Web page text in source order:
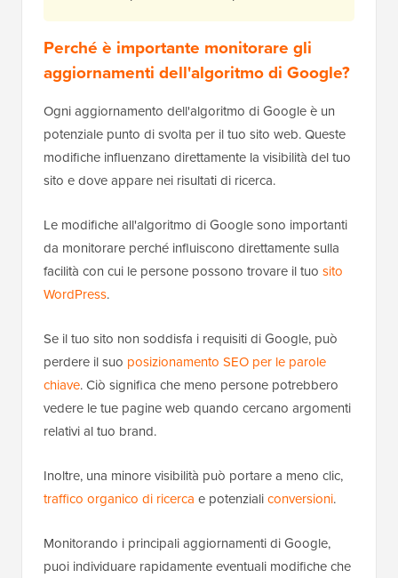
Perché è importante monitorare gli
aggiornamenti dell'algoritmo di Google?
Ogni aggiornamento dell'algoritmo di Google è un
potenziale punto di svolta per il tuo sito web. Queste
modifiche influenzano direttamente la visibilità del tuo
sito e dove appare nei risultati di ricerca.
Le modifiche all'algoritmo di Google sono importanti
da monitorare perché influiscono direttamente sulla
facilità con cui le persone possono trovare il tuo sito
WordPress.
Se il tuo sito non soddisfa i requisiti di Google, può
perdere il suo posizionamento SEO per le parole
chiave. Ciò significa che meno persone potrebbero
vedere le tue pagine web quando cercano argomenti
relativi al tuo brand.
Inoltre, una minore visibilità può portare a meno clic,
traffico organico di ricerca e potenzialiconversioni.
Monitorando i principali aggiornamenti di Google,
puoi individuare rapidamente eventuali modifiche che